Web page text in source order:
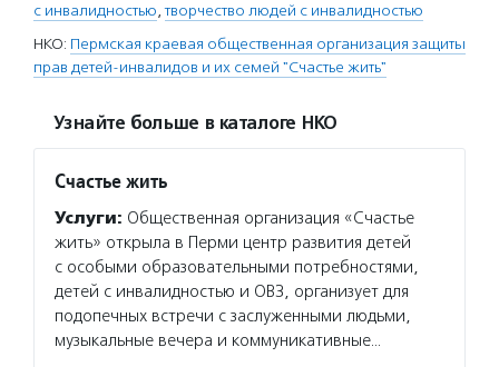
с инвалидностью,творчество людей с инвалидностью
НКО: Пермская краевая общественная организация защиты
прав детей-инвалидов и их семей "Счастье жить"
Узнайте больше в каталоге НКО
Счастье жить
Услуги: Общественная организация «Счастье
жить» открыла в Перми центр развития детей
с особыми образовательными потребностями,
детей с инвалидностью и ОВЗ, организует для
подопечных встречи с заслуженными людьми,
музыкальные вечера и коммуникативные…